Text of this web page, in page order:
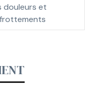
douleurs et